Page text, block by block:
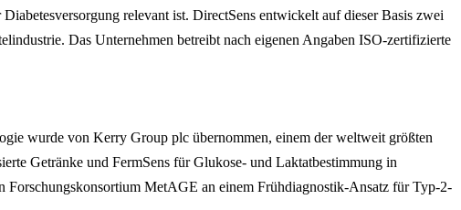
relevant ist. DirectSens entwickelt auf dieser Basis zwei
Das Unternehmen betreibt nach eigenen Angaben ISO-zertifizierte
wurde von Kerry Group plc übernommen, einem der weltweit größten
Getränke und FermSens für Glukose- und Laktatbestimmung in
Forschungskonsortium MetAGE an einem Frühdiagnostik-Ansatz für Typ-2-